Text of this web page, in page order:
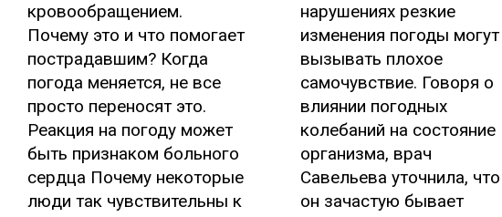
кровообращением.
Почему это и что помогает
пострадавшим? Когда
погода меняется, не все
просто переносят это.
Реакция на погоду может
быть признаком больного
сердца Почему некоторые
люди так чувствительны к
нарушениях резкие
изменения погоды могут
вызывать плохое
самочувствие. Говоря о
влиянии погодных
колебаний на состояние
организма, врач
Савельева уточнила, что
он зачастую бывает